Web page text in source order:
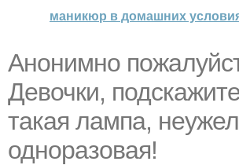
маникюр в домашних
Анонимно
Девочки,
такая лампа,
одноразовая!